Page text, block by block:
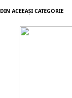
DIN ACEEAŞI CATEGORIE